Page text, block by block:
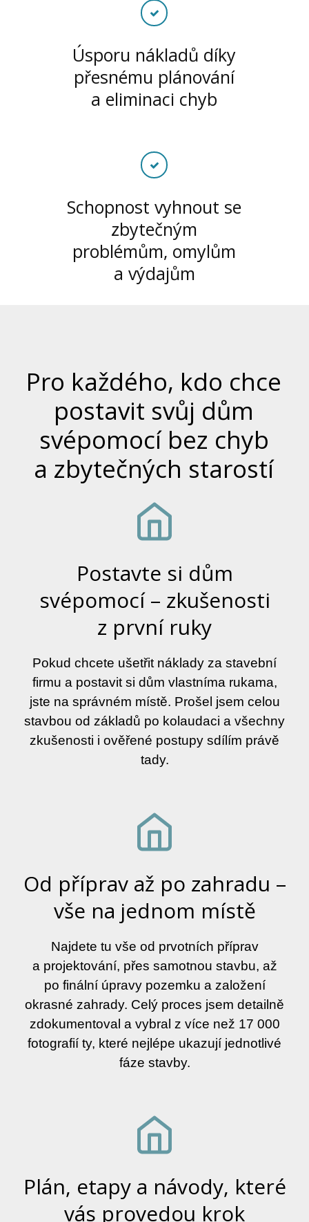
Úsporu nákladů díky
přesnému plánování
a eliminaci chyb
Schopnost vyhnout se
zbytečným
problémům, omylům
a výdajům
Pro každého, kdo chce
postavit svůj dům
svépomocí bez chyb
a zbytečných starostí
Postavte si dům
svépomocí – zkušenosti
z první ruky
Pokud chcete ušetřit náklady za stavební
firmu a postavit si dům vlastníma rukama,
jste na správném místě. Prošel jsem celou
stavbou od základů po kolaudaci a všechny
zkušenosti i ověřené postupy sdílím právě
tady.
Od příprav až po zahradu –
vše na jednom místě
Najdete tu vše od prvotních příprav
a projektování, přes samotnou stavbu, až
po finální úpravy pozemku a založení
okrasné zahrady. Celý proces jsem detailně
zdokumentoval a vybral z více než 17 000
fotografií ty, které nejlépe ukazují jednotlivé
fáze stavby.
Plán, etapy a návody, které
vás provedou krok